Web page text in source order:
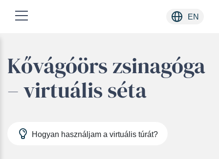
content
EN
Kővágóörs zsinagóga
– virtuális séta
Hogyan használjam a virtuális túrát?